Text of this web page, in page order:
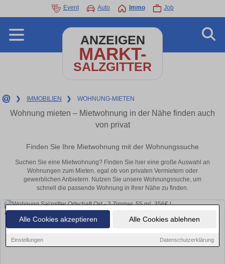
Alle Cookies akzeptieren Alle Cookies ablehnen
Einstellungen Datenschutzerklärung
Event Auto Immo Job
ANZEIGEN
MARKT-
SALZGITTER
❯ IMMOBILIEN ❯ WOHNUNG-MIETEN
Wohnung mieten – Mietwohnung in der Nähe finden auch
von privat
Finden Sie Ihre Mietwohnung mit der Wohnungssuche
Suchen Sie eine Mietwohnung? Finden Sie hier eine große Auswahl an
Wohnungen zum Mieten, egal ob von privaten Vermietern oder
gewerblichen Anbietern. Nutzen Sie unsere Wohnungssuche, um
schnell die passende Wohnung in Ihrer Nähe zu finden.